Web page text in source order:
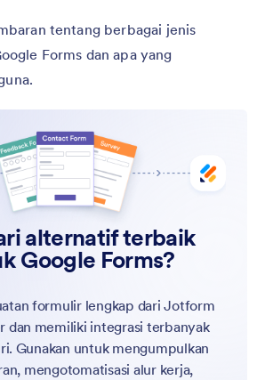
tentang berbagai jenis
Forms dan apa yang
alternatif terbaik
Google Forms?
formulir lengkap dari Jotform
dan memiliki integrasi terbanyak
Gunakan untuk mengumpulkan
mengotomatisasi alur kerja,